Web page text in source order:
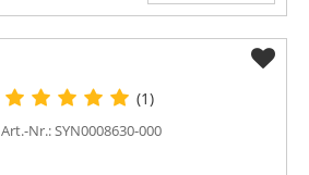
(1)
Art.-Nr.: SYN0008630-000